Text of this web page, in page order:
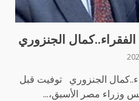
الجنزوري
الجنزوري توفيت قبل
وزراء مصر الأسبق،...